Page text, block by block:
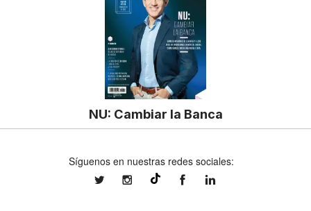
NU: Cambiar la Banca
Síguenos en nuestras redes sociales:
expansionmxexpansionmx ExpansionMex